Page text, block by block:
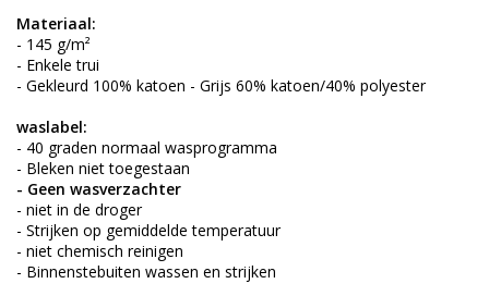
Materiaal:
- 145 g/m²
- Enkele trui
- Gekleurd 100% katoen - Grijs 60% katoen/40% polyester
waslabel:
- 40 graden normaal wasprogramma
- Bleken niet toegestaan
- Geen wasverzachter
- niet in de droger
- Strijken op gemiddelde temperatuur
- niet chemisch reinigen
- Binnenstebuiten wassen en strijken